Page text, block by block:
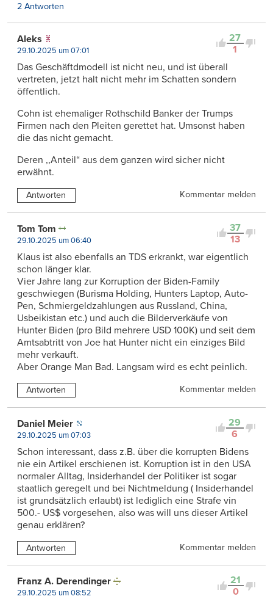
2 Antworten
27
1
Aleks
29.10.2025 um 07:01
Das Geschäftdmodell ist nicht neu, und ist überall
vertreten, jetzt halt nicht mehr im Schatten sondern
öffentlich.
Cohn ist ehemaliger Rothschild Banker der Trumps
Firmen nach den Pleiten gerettet hat. Umsonst haben
die das nicht gemacht.
Deren ,,Anteil“ aus dem ganzen wird sicher nicht
erwähnt.
Antworten Kommentar melden
37
13
Tom Tom
29.10.2025 um 06:40
Klaus ist also ebenfalls an TDS erkrankt, war eigentlich
schon länger klar.
Vier Jahre lang zur Korruption der Biden-Family
geschwiegen (Burisma Holding, Hunters Laptop, Auto-
Pen, Schmiergeldzahlungen aus Russland, China,
Usbeikistan etc.) und auch die Bilderverkäufe von
Hunter Biden (pro Bild mehrere USD 100K) und seit dem
Amtsabtritt von Joe hat Hunter nicht ein einziges Bild
mehr verkauft.
Aber Orange Man Bad. Langsam wird es echt peinlich.
Antworten Kommentar melden
29
6
Daniel Meier
29.10.2025 um 07:03
Schon interessant, dass z.B. über die korrupten Bidens
nie ein Artikel erschienen ist. Korruption ist in den USA
normaler Alltag, Insiderhandel der Politiker ist sogar
staatlich geregelt und bei Nichtmeldung ( Insiderhandel
ist grundsätzlich erlaubt) ist lediglich eine Strafe vin
500.- US$ vorgesehen, also was will uns dieser Artikel
genau erklären?
Antworten Kommentar melden
21
0
Franz A. Derendinger
29.10.2025 um 08:52